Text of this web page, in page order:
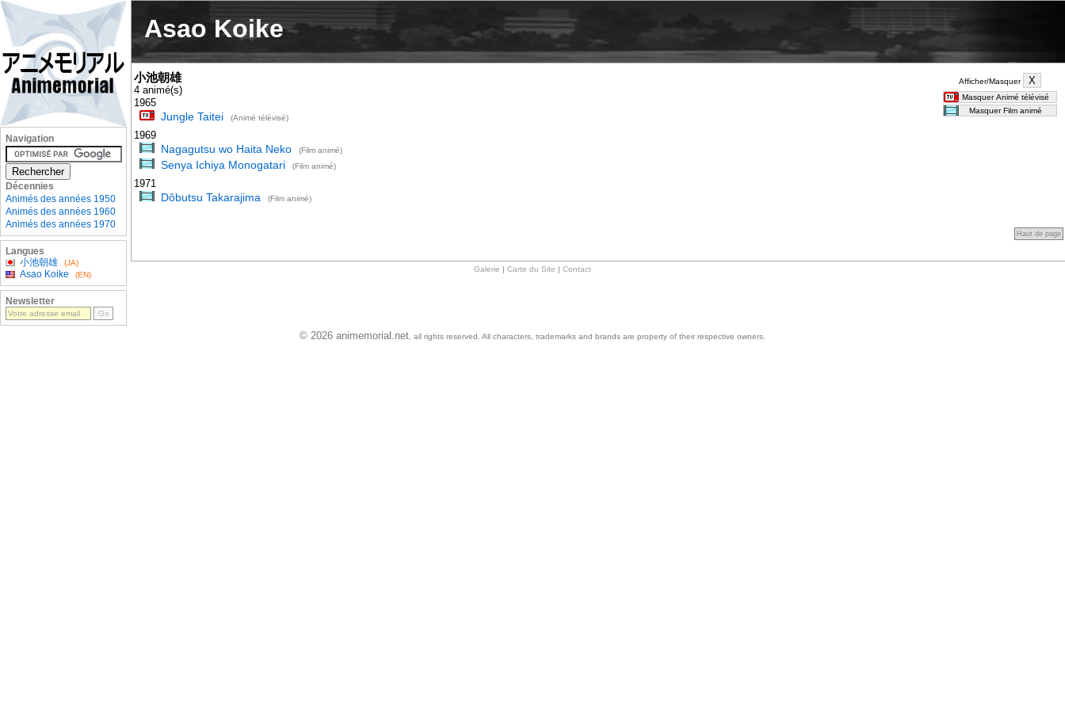
Asao Koike
Afficher/Masquer
小池朝雄
4 animé(s)
1965
Jungle Taitei (Animé télévisé)
1969
Nagagutsu wo Haita Neko (Film animé)
Senya Ichiya Monogatari (Film animé)
1971
Dôbutsu Takarajima (Film animé)
Haut de page
Galerie Carte du Site Contact
Navigation
Décennies
Animés des années 1950
Animés des années 1960
Animés des années 1970
Langues
小池朝雄
(JA)
Asao Koike (EN)
Newsletter
© 2026 animemorial.net , all rights reserved. All characters, trademarks and brands are property of their respective owners.